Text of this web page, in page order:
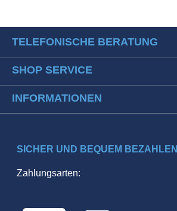
TELEFONISCHE BERATUNG
SHOP SERVICE
INFORMATIONEN
SICHER UND BEQUEM BEZAHLEN
Zahlungsarten: